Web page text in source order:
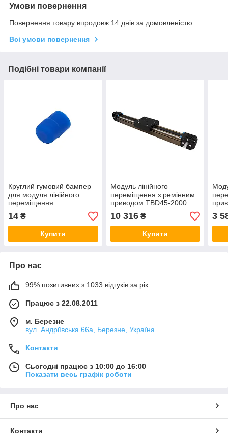
Умови повернення
Повернення товару впродовж 14 днів за домовленістю
Всі умови повернення
Подібні товари компанії
Круглий гумовий бампер
для модуля лінійного
переміщення
14 ₴
Купити
Модуль лінійного
переміщення з ремінним
приводом TBD45-2000
10 316₴
Купити
3
Про нас
99% позитивних з 1033 відгуків за рік
Працює з 22.08.2011
м. Березне
вул. Андріївська 66а, Березне, Україна
Контакти
Сьогодні працює з 10:00 до 16:00
Показати весь графік роботи
Про нас
Контакти